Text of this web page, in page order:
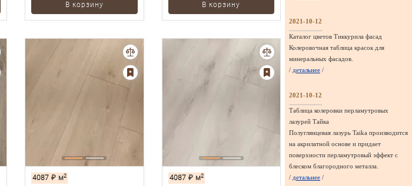
В корзину В корзину
4087 ₽ м2 4087 ₽ м2
2021-10-12
Каталог цветов Тиккурила фасад
Колеровочная таблица красок для
минеральных фасадов.
/ детальнее /
2021-10-12
Таблица колеровки перламутровых
лазурей Тайка
Полуглянцевая лазурь Taika производится
на акрилатной основе и придает
поверхности перламутровый эффект с
блеском благородного металла.
/ детальнее /